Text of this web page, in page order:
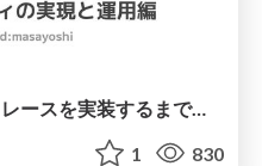
Perlアプリケーションで トレースを実装するまでの 工夫と苦労話
1 830